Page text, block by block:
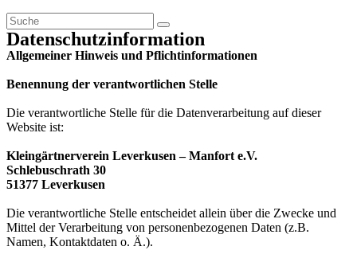
Datenschutzinformation
Allgemeiner Hinweis und Pflichtinformationen
Benennung der verantwortlichen Stelle
Die verantwortliche Stelle für die Datenverarbeitung auf dieser
Website ist:
Kleingärtnerverein Leverkusen – Manfort e.V.
Schlebuschrath 30
51377 Leverkusen
Die verantwortliche Stelle entscheidet allein über die Zwecke und
Mittel der Verarbeitung von personenbezogenen Daten (z.B.
Namen, Kontaktdaten o. Ä.).